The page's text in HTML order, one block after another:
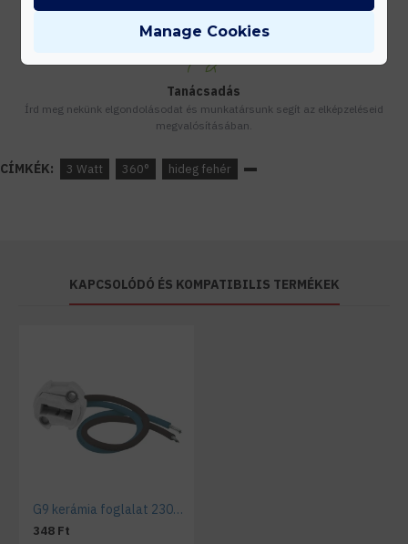
Készleten lévő termékeinket akár 24 órán belül megkaphatod!
Tanácsadás
Írd meg nekünk elgondolásodat és munkatársunk segít az elképzeléseid
megvalósításában.
CÍMKÉK: 3 Watt 360° hideg fehér
KAPCSOLÓDÓ ÉS KOMPATIBILIS TERMÉKEK
G9 kerámia foglalat 230V , beépíthető
348 Ft
Manage Cookies